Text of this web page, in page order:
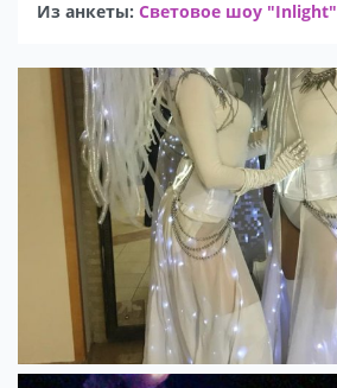
Из анкеты: Световое шоу "Inlight"